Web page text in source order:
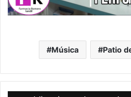
Música Patio